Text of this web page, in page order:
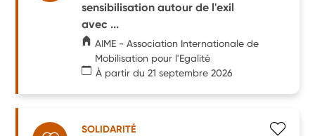
sensibilisation autour de l'exil
avec ...
AIME - Association Internationale de
Mobilisation pour l'Egalité
À partir du 21 septembre 2026
SOLIDARITÉ